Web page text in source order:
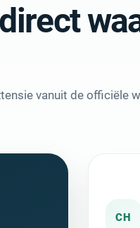
vanuit de officiële
CH